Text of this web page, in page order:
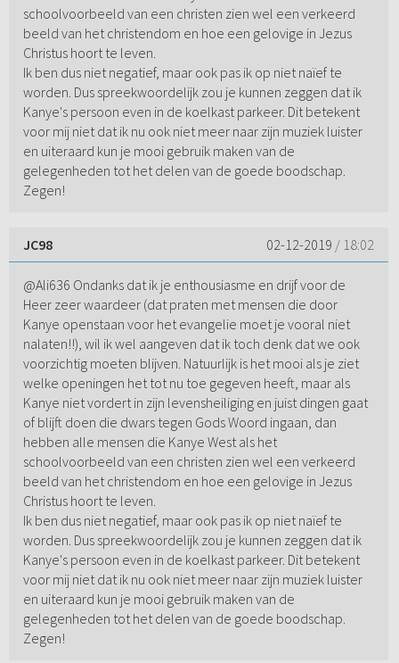
schoolvoorbeeld van een christen zien wel een verkeerd
beeld van het christendom en hoe een gelovige in Jezus
Christus hoort te leven.
Ik ben dus niet negatief, maar ook pas ik op niet naïef te
worden. Dus spreekwoordelijk zou je kunnen zeggen dat ik
Kanye's persoon even in de koelkast parkeer. Dit betekent
voor mij niet dat ik nu ook niet meer naar zijn muziek luister
en uiteraard kun je mooi gebruik maken van de
gelegenheden tot het delen van de goede boodschap.
Zegen!
JC98 02-12-2019 / 18:02
@Ali636 Ondanks dat ik je enthousiasme en drijf voor de
Heer zeer waardeer (dat praten met mensen die door
Kanye openstaan voor het evangelie moet je vooral niet
nalaten!!), wil ik wel aangeven dat ik toch denk dat we ook
voorzichtig moeten blijven. Natuurlijk is het mooi als je ziet
welke openingen het tot nu toe gegeven heeft, maar als
Kanye niet vordert in zijn levensheiliging en juist dingen gaat
of blijft doen die dwars tegen Gods Woord ingaan, dan
hebben alle mensen die Kanye West als het
schoolvoorbeeld van een christen zien wel een verkeerd
beeld van het christendom en hoe een gelovige in Jezus
Christus hoort te leven.
Ik ben dus niet negatief, maar ook pas ik op niet naïef te
worden. Dus spreekwoordelijk zou je kunnen zeggen dat ik
Kanye's persoon even in de koelkast parkeer. Dit betekent
voor mij niet dat ik nu ook niet meer naar zijn muziek luister
en uiteraard kun je mooi gebruik maken van de
gelegenheden tot het delen van de goede boodschap.
Zegen!